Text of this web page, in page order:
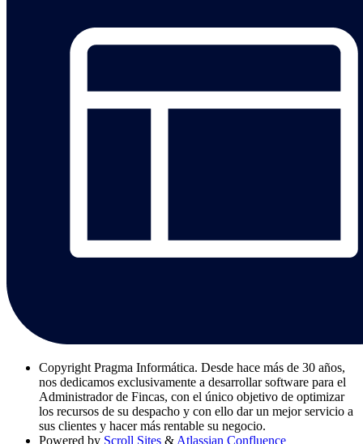
Copyright Pragma Informática. Desde hace más de 30 años,
nos dedicamos exclusivamente a desarrollar software para el
Administrador de Fincas, con el único objetivo de optimizar
los recursos de su despacho y con ello dar un mejor servicio a
sus clientes y hacer más rentable su negocio.
Powered by Scroll Sites & Atlassian Confluence